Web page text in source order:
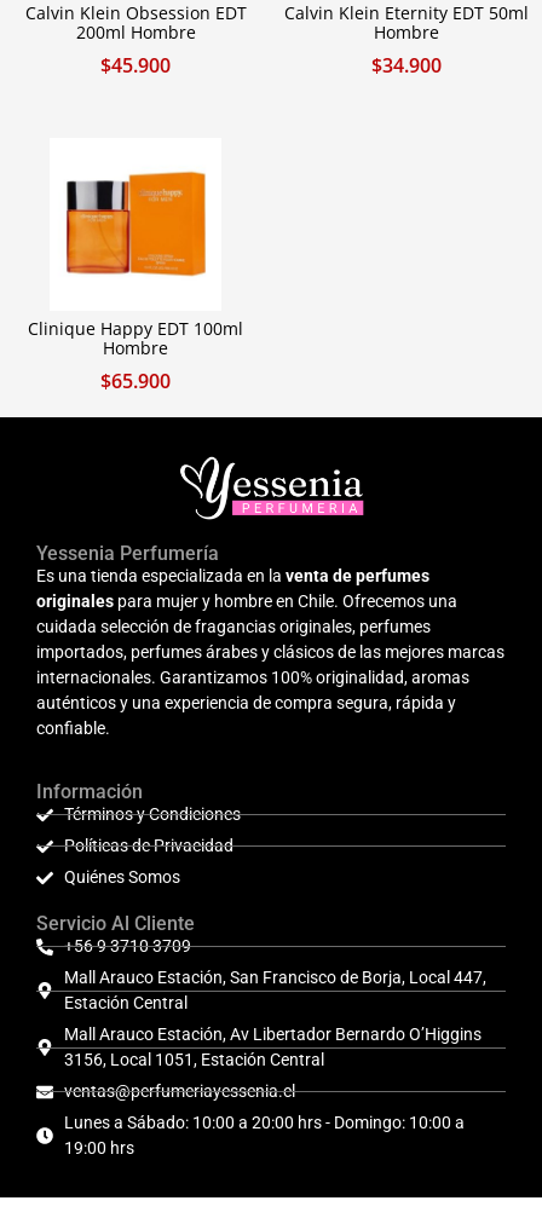
Calvin Klein Obsession EDT
200ml Hombre
$45.900
Calvin Klein Eternity EDT 50ml
Hombre
$34.900
Clinique Happy EDT 100ml
Hombre
$65.900
Yessenia Perfumería
Es una tienda especializada en la venta de perfumes
originales para mujer y hombre en Chile. Ofrecemos una
cuidada selección de fragancias originales, perfumes
importados, perfumes árabes y clásicos de las mejores marcas
internacionales. Garantizamos 100% originalidad, aromas
auténticos y una experiencia de compra segura, rápida y
confiable.
Información
Términos y Condiciones
Políticas de Privacidad
Quiénes Somos
Servicio Al Cliente
+56 9 3710 3709
Mall Arauco Estación, San Francisco de Borja, Local 447,
Estación Central
Mall Arauco Estación, Av Libertador Bernardo O’Higgins
3156, Local 1051, Estación Central
ventas@perfumeriayessenia.cl
Lunes a Sábado: 10:00 a 20:00 hrs - Domingo: 10:00 a
19:00 hrs